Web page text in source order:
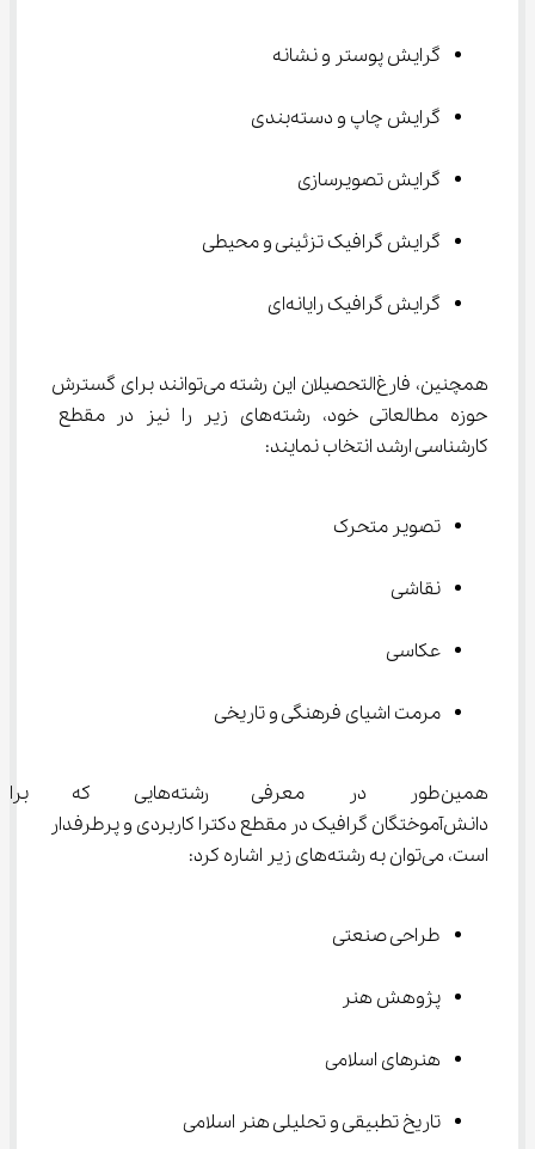
گرایش پوستر و نشانه
گرایش چاپ و دسته‌بندی
گرایش تصویرسازی
گرایش گرافیک تزئینی و محیطی
گرایش گرافیک رایانه‌ای
همچنین، فارغ‌التحصیلان این رشته می‌توانند برای گسترش
حوزه مطالعاتی خود، رشته‌های زیر را نیز در مقطع
کارشناسی ارشد انتخاب نمایند:
تصویر متحرک
نقاشی
عکاسی
مرمت اشیای فرهنگی و تاریخی
همین‌طور در معرفی
دانش‌آموختگان گرافیک در مقطع دکترا کاربردی و پرطرفدار
است، می‌توان به رشته‌های زیر اشاره کرد:
طراحی صنعتی
پژوهش هنر
هنرهای اسلامی
تاریخ تطبیقی و تحلیلی هنر اسلامی